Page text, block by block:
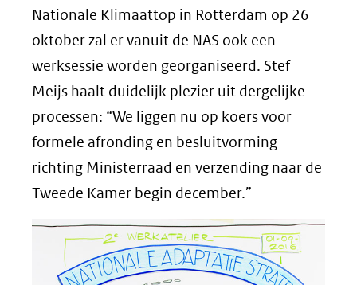
Nationale Klimaattop in Rotterdam op 26
oktober zal er vanuit de NAS ook een
werksessie worden georganiseerd. Stef
Meijs haalt duidelijk plezier uit dergelijke
processen: “We liggen nu op koers voor
formele afronding en besluitvorming
richting Ministerraad en verzending naar de
Tweede Kamer begin december.”